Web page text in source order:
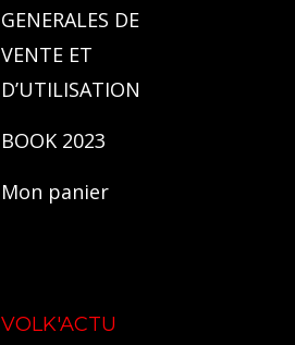
GENERALES DE
VENTE ET
D’UTILISATION
BOOK 2023
Mon panier
VOLK'ACTU